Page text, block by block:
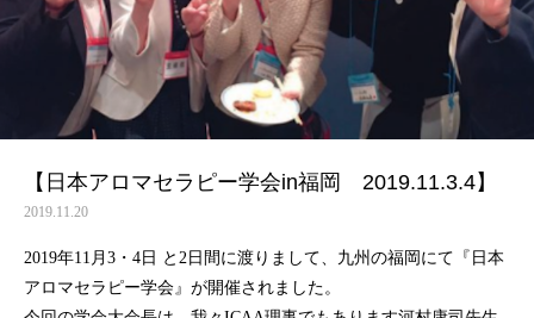
【日本アロマセラピー学会in福岡 2019.11.3.4】
2019.11.20
2019年11月3・4日 と2日間に渡りまして、九州の福岡にて『日本
アロマセラピー学会』が開催されました。